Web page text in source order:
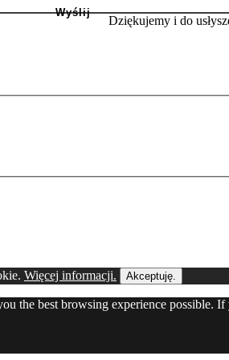
Dziękujemy i do
Więcej informacji. Akceptuję.
the best browsing experience